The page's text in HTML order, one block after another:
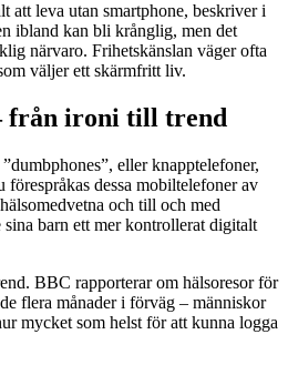
att leva utan smartphone, beskriver i
ibland kan bli krånglig, men det
närvaro. Frihetskänslan väger ofta
väljer ett skärmfritt liv.
från ironi till trend
eller knapptelefoner,
dessa mobiltelefoner av
och till och med
barn ett mer kontrollerat digitalt
BBC rapporterar om hälsoresor för
flera månader i förväg – människor
mycket som helst för att kunna logga